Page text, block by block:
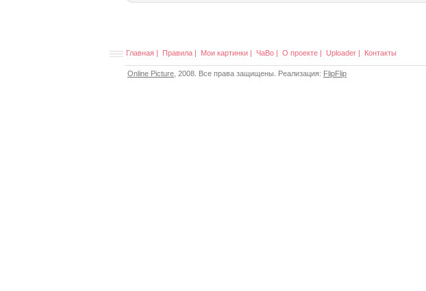
Главная | Правила | Мои картинки | ЧаВо | О проекте | Uploader | Контакты
Online Picture , 2008. Все права защищены. Реализация: FlipFlip